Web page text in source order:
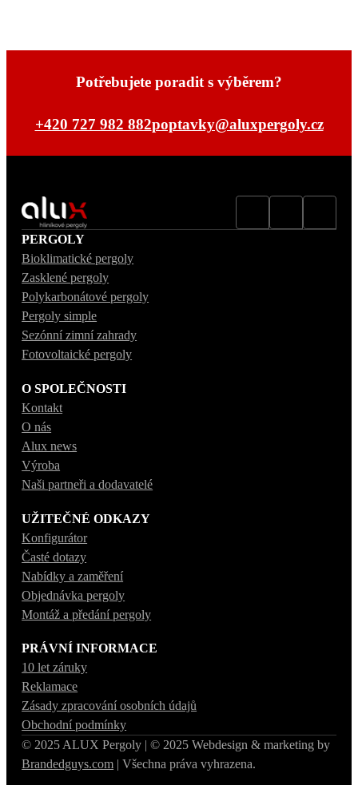
Potřebujete poradit s výběrem?
+420 727 982 882poptavky@aluxpergoly.cz
PERGOLY
Bioklimatické pergoly
Zasklené pergoly
Polykarbonátové pergoly
Pergoly simple
Sezónní zimní zahrady
Fotovoltaické pergoly
O SPOLEČNOSTI
Kontakt
O nás
Alux news
Výroba
Naši partneři a dodavatelé
UŽITEČNÉ ODKAZY
Konfigurátor
Časté dotazy
Nabídky a zaměření
Objednávka pergoly
Montáž a předání pergoly
PRÁVNÍ INFORMACE
10 let záruky
Reklamace
Zásady zpracování osobních údajů
Obchodní podmínky
© 2025 ALUX Pergoly | © 2025 Webdesign & marketing by
Brandedguys.com | Všechna práva vyhrazena.